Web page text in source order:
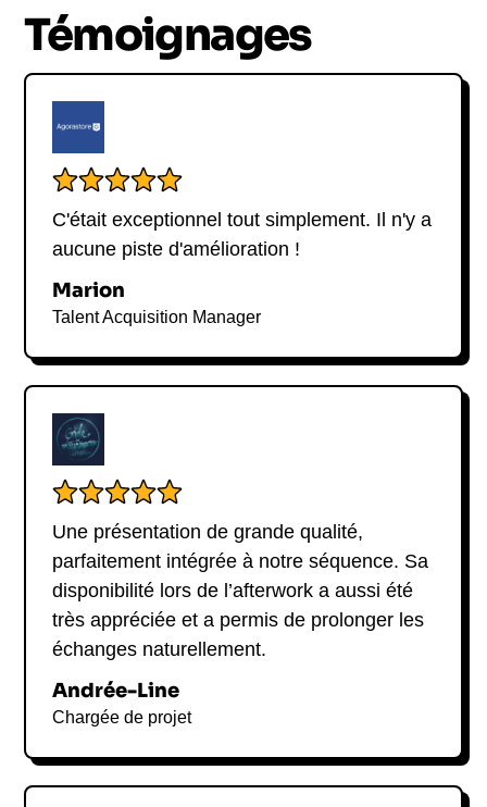
professionnellement lors de sa prochaine
Témoignages
C'était exceptionnel tout simplement. Il n'y a
aucune piste d'amélioration !
Marion
Talent Acquisition Manager
Une présentation de grande qualité,
parfaitement intégrée à notre séquence. Sa
disponibilité lors de l’afterwork a aussi été
très appréciée et a permis de prolonger les
échanges naturellement.
Andrée-Line
Chargée de projet